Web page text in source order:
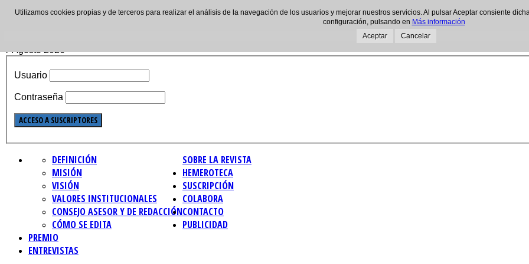
7 Agosto 2026
Usuario
Contraseña
SOBRE LA REVISTA
DEFINICIÓN
MISIÓN
VISIÓN
VALORES INSTITUCIONALES
CONSEJO ASESOR Y DE REDACCIÓN
CÓMO SE EDITA
HEMEROTECA
SUSCRIPCIÓN
COLABORA
CONTACTO
PUBLICIDAD
PREMIO
ENTREVISTAS
Utilizamos cookies propias y de terceros para realizar el análisis de la navegación de los usuarios y mejorar nuestros servicios. Al pulsar Aceptar consiente
configuración, pulsando en Más información
Aceptar
Cancelar